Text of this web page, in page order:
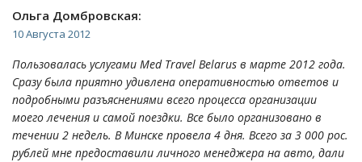
Ольга Домбровская:
10 Августа 2012
Пользовалась услугами Med Travel Belarus в марте 2012 года.
Сразу была приятно удивлена оперативностью ответов и
подробными разъяснениями всего процесса организации
моего лечения и самой поездки. Все было организовано в
течении 2 недель. В Минске провела 4 дня. Всего за 3 000 рос.
рублей мне предоставили личного менеджера на авто, дали